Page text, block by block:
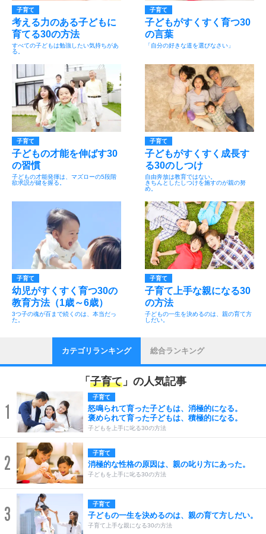
子育て
考える力のある子どもに
育てる30の方法
すべての子どもは勉強したい気持ちがあ
る。
子育て
子どもがすくすく育つ30
の言葉
「自分の好きな道を選びなさい」
子育て
子どもの才能を伸ばす30
の習慣
子どもの才能発揮は、マズローの5段階
欲求説が鍵を握る。
子育て
子どもがすくすく成長す
る30のしつけ
自由奔放は教育ではない。
きちんとしたしつけを施すのが親の努
め。
子育て
幼児がすくすく育つ30の
教育方法（1歳～6歳）
3つ子の魂が百まで続くのは、本当だっ
た。
子育て
子育て上手な親になる30
の方法
子どもの一生を決めるのは、親の育て方
しだい。
カテゴリランキング 総合ランキング
「 子育て 」の人気記事
1
子育て
怒鳴られて育った子どもは、消極的になる。
褒められて育った子どもは、積極的になる。
子どもを上手に叱る30の方法
2 子育て
消極的な性格の原因は、親の叱り方にあった。
子どもを上手に叱る30の方法
3 子育て
子どもの一生を決めるのは、親の育て方しだい。
子育て上手な親になる30の方法